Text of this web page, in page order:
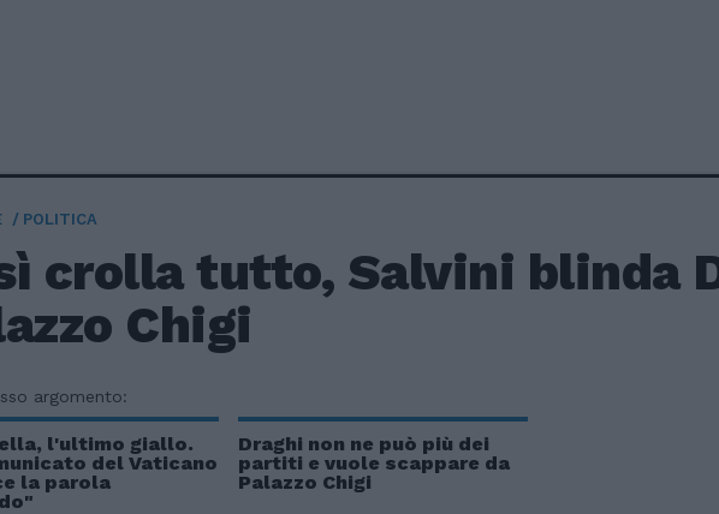
POLITICA
crolla tutto, Salvini blinda
Chigi
argomento:
l'ultimo giallo.
del Vaticano
la parola
Draghi non ne può più dei
partiti e vuole scappare da
Palazzo Chigi